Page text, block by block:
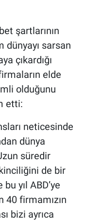
şartlarının
sarsan
çıkardığı
elde
olduğunu
etti:
neticesinde
dünya
süredir
de bir
yıl ABD’ye
40 firmamızın
bizi ayrıca